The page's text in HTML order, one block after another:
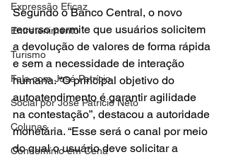
Expressão Eficaz
Entretenimento
Turismo
Fala com José Patrício
Social por José Patrício Neto
Colunas
Condomínio em Cena
Segundo o Banco Central, o novo
recurso permite que usuários solicitem
a devolução de valores de forma rápida
e sem a necessidade de interação
humana. “O principal objetivo do
autoatendimento é garantir agilidade
na contestação”, destacou a autoridade
monetária. “Esse será o canal por meio
do qual o usuário deve solicitar a